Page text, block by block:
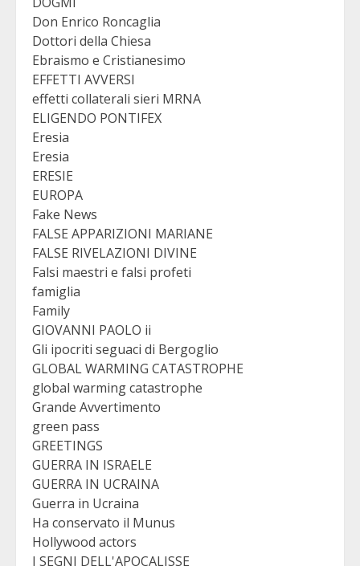
Don Enrico Roncaglia
Dottori della Chiesa
Ebraismo e Cristianesimo
EFFETTI AVVERSI
effetti collaterali sieri MRNA
ELIGENDO PONTIFEX
Eresia
Eresia
ERESIE
EUROPA
Fake News
FALSE APPARIZIONI MARIANE
FALSE RIVELAZIONI DIVINE
Falsi maestri e falsi profeti
famiglia
Family
GIOVANNI PAOLO ii
Gli ipocriti seguaci di Bergoglio
GLOBAL WARMING CATASTROPHE
global warming catastrophe
Grande Avvertimento
green pass
GREETINGS
GUERRA IN ISRAELE
GUERRA IN UCRAINA
Guerra in Ucraina
Ha conservato il Munus
Hollywood actors
I SEGNI DELL'APOCALISSE